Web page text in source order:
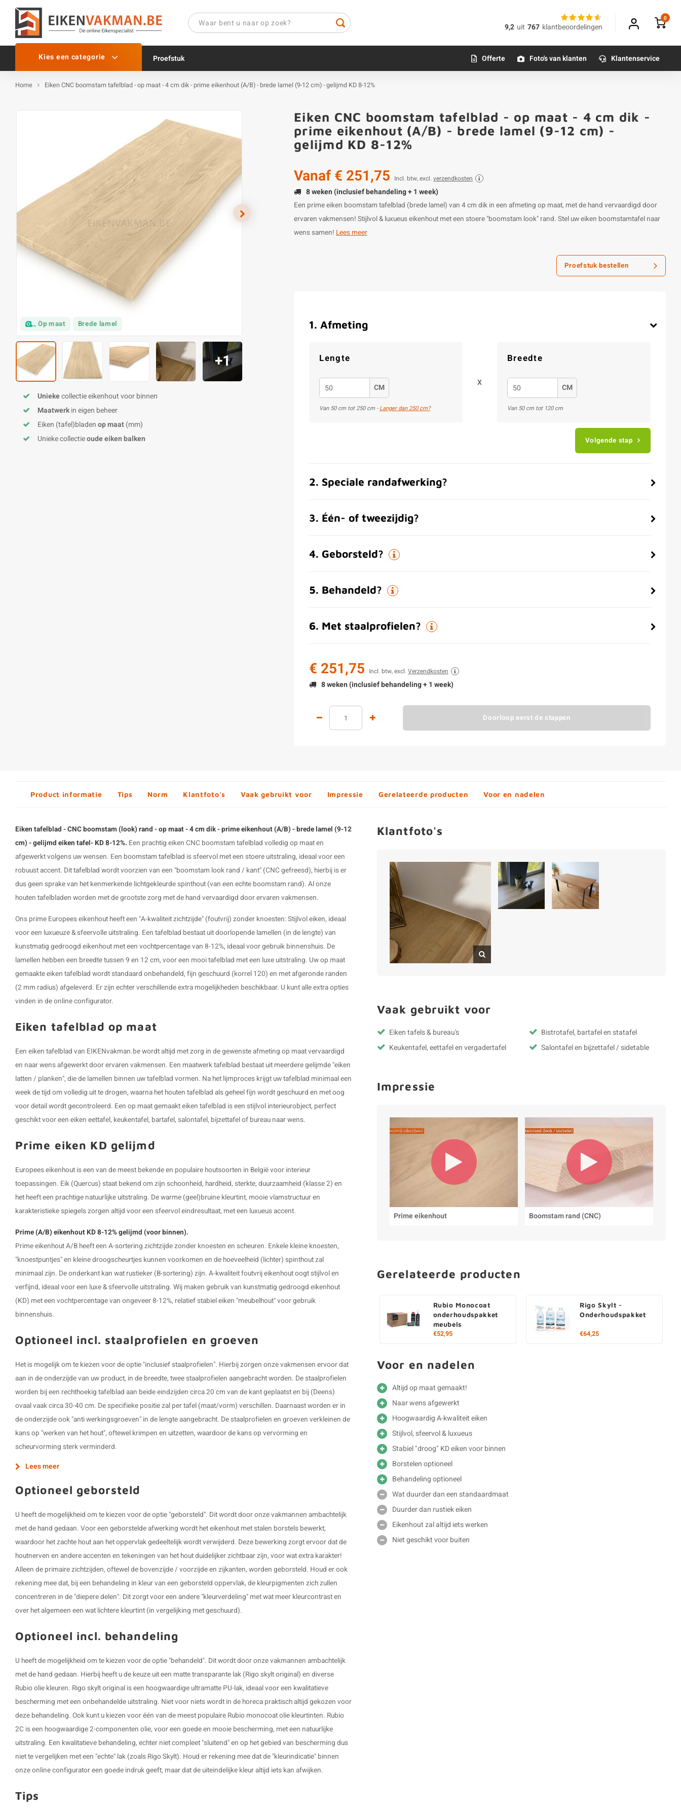
9,2 uit 767 klantbeoordelingen
0
Kies een categorie Proefstuk Offerte Foto's van klanten Klantenservice
Home Eiken CNC boomstam tafelblad - op maat - 4 cm dik - prime eikenhout (A/B) - brede lamel (9-12 cm) - gelijmd KD 8-12%
Op maat Brede lamel
+1
Uniekecollectie eikenhout voor binnen
Maatwerkin eigen beheer
Eiken (tafel)bladenop maat(mm)
Unieke collectieoude eiken balken
Eiken CNC boomstam tafelblad - op maat - 4 cm dik -
prime eikenhout (A/B) - brede lamel (9-12 cm) -
gelijmd KD 8-12%
Vanaf€ 251,75 Incl. btw, excl. verzendkosten
8 weken (inclusief behandeling + 1 week)
Een prime eiken boomstam tafelblad (brede lamel) van 4 cm dik in een afmeting op maat, met de hand vervaardigd door
ervaren vakmensen! Stijlvol & luxueus eikenhout met een stoere "boomstam look" rand. Stel uw eiken boomstamtafel naar
wens samen! Lees meer
Proefstuk bestellen
1. Afmeting
Lengte
CM
Van 50 cm tot 250 cm -Langer dan 250 cm?
X
Breedte
CM
Van 50 cm tot 120 cm
Volgende stap
2. Speciale randafwerking?
3. Één- of tweezijdig?
4. Geborsteld?
5. Behandeld?
6. Met staalprofielen?
€ 251,75 Incl. btw, excl. Verzendkosten
8 weken (inclusief behandeling + 1 week)
Doorloop eerst de stappen
Product informatie Tips Norm Klantfoto's Vaak gebruikt voor Impressie Gerelateerde producten Voor en nadelen
Eiken tafelblad - CNC boomstam (look) rand - op maat - 4 cm dik - prime eikenhout (A/B) - brede lamel (9-12
cm) - gelijmd eiken tafel- KD 8-12%. Een prachtig eiken CNC boomstam tafelblad volledig op maat en
afgewerkt volgens uw wensen. Een boomstam tafelblad is sfeervol met een stoere uitstraling, ideaal voor een
robuust accent. Dittafelblad wordt voorzien van een "boomstam look rand / kant" (CNC gefreesd), hierbij is er
dus geen sprake van het kenmerkende lichtgekleurde spinthout (van een echte boomstam rand). Al onze
houten tafelbladen worden met de grootste zorg met de hand vervaardigd door ervaren vakmensen.
Ons prime Europees eikenhout heeft een "A-kwaliteit zichtzijde" (foutvrij) zonder knoesten: Stijlvol eiken, ideaal
voor een luxueuze & sfeervolle uitstraling. Een tafelblad bestaat uit doorlopende lamellen (in de lengte) van
kunstmatig gedroogd eikenhout met een vochtpercentage van 8-12%, ideaal voor gebruik binnenshuis. De
lamellen hebben een breedte tussen 9 en 12 cm, voor een mooi tafelblad met een luxe uitstraling. Uw op maat
gemaakte eiken tafelblad wordt standaard onbehandeld, fijn geschuurd (korrel 120) en met afgeronde randen
(2 mm radius) afgeleverd. Er zijn echter verschillende extra mogelijkheden beschikbaar. U kunt alle extra opties
vinden in de online configurator.
Eiken tafelblad op maat
Een eiken tafelblad van EIKENvakman.be wordt altijd met zorg in de gewenste afmeting op maat vervaardigd
en naar wens afgewerkt door ervaren vakmensen. Een maatwerk tafelblad bestaat uit meerdere gelijmde "eiken
latten / planken", die de lamellen binnen uw tafelblad vormen. Na het lijmproces krijgt uw tafelblad minimaal een
week de tijd om volledig uit te drogen, waarna het houten tafelblad als geheel fijn wordt geschuurd en met oog
voor detail wordt gecontroleerd. Een op maat gemaakt eiken tafelblad is een stijlvol interieurobject, perfect
geschikt voor een eiken eettafel, keukentafel, bartafel, salontafel, bijzettafel of bureau naar wens.
Prime eiken KD gelijmd
Europees eikenhout is een van de meest bekende en populaire houtsoorten in België voor interieur
toepassingen. Eik (Quercus) staat bekend om zijn schoonheid, hardheid, sterkte, duurzaamheid (klasse 2) en
het heeft een prachtige natuurlijke uitstraling. De warme (geel)bruine kleurtint, mooie vlamstructuur en
karakteristieke spiegels zorgen altijd voor een sfeervol eindresultaat, met een luxueus accent.
Prime (A/B) eikenhout KD 8-12% gelijmd (voor binnen).
Prime eikenhout A/B heeft een A-sortering zichtzijde zonder knoesten en scheuren. Enkele kleine knoesten,
"knoestpuntjes" en kleine droogscheurtjes kunnen voorkomen en de hoeveelheid (lichter) spinthout zal
minimaal zijn. De onderkant kan wat rustieker (B-sortering) zijn. A-kwaliteit foutvrij eikenhout oogt stijlvol en
verfijnd, ideaal voor een luxe & sfeervolle uitstraling. Wij maken gebruik van kunstmatig gedroogd eikenhout
(KD) met een vochtpercentage van ongeveer 8-12%, relatief stabiel eiken "meubelhout" voor gebruik
binnenshuis.
Optioneel incl. staalprofielen en groeven
Het is mogelijk om te kiezen voor de optie "inclusief staalprofielen". Hierbij zorgen onze vakmensen ervoor dat
aan in de onderzijde van uw product, in de breedte, twee staalprofielen aangebracht worden. De staalprofielen
worden bij een rechthoekig tafelblad aan beide eindzijden circa 20 cm van de kant geplaatst en bij (Deens)
ovaal vaak circa 30-40 cm. De specifieke positie zal per tafel (maat/vorm) verschillen. Daarnaast worden er in
de onderzijde ook "anti werkingsgroeven" in de lengte aangebracht. De staalprofielen en groeven verkleinen de
kans op "werken van het hout", oftewel krimpen en uitzetten, waardoor de kans op vervorming en
scheurvorming sterk verminderd.
Lees meer
Optioneel geborsteld
U heeft de mogelijkheid om te kiezen voor de optie "geborsteld". Dit wordt door onze vakmannen ambachtelijk
met de hand gedaan. Voor een geborstelde afwerking wordt het eikenhout met stalen borstels bewerkt,
waardoor het zachte hout aan het oppervlak gedeeltelijk wordt verwijderd. Deze bewerking zorgt ervoor dat de
houtnerven en andere accenten en tekeningen van het hout duidelijker zichtbaar zijn, voor wat extra karakter!
Alleen de primaire zichtzijden, oftewel de bovenzijde / voorzijde en zijkanten, worden geborsteld. Houd er ook
rekening mee dat, bij een behandeling in kleur van een geborsteld oppervlak, de kleurpigmenten zich zullen
concentreren in de "diepere delen". Dit zorgt voor een andere "kleurverdeling" met wat meer kleurcontrast en
over het algemeen een wat lichtere kleurtint (in vergelijking met geschuurd).
Optioneel incl. behandeling
U heeft de mogelijkheid om te kiezen voor de optie "behandeld". Dit wordt door onze vakmannen ambachtelijk
met de hand gedaan. Hierbij heeft u de keuze uit een matte transparante lak (Rigo skylt original) en diverse
Rubio olie kleuren. Rigo skylt original is een hoogwaardige ultramatte PU-lak, ideaal voor een kwalitatieve
bescherming met een onbehandelde uitstraling. Niet voor niets wordt in de horeca praktisch altijd gekozen voor
deze behandeling. Ook kunt u kiezen voor één van de meest populaire Rubio monocoat olie kleurtinten. Rubio
2C is een hoogwaardige 2-componenten olie, voor een goede en mooie bescherming, met een natuurlijke
uitstraling. Een kwalitatieve behandeling, echter niet compleet "sluitend" en op het gebied van bescherming dus
niet te vergelijken met een "echte" lak (zoals Rigo Skylt). Houd er rekening mee dat de "kleurindicatie" binnen
onze online configurator een goede indruk geeft, maar dat de uiteindelijke kleur altijd iets kan afwijken.
Tips
Klantfoto's
Vaak gebruikt voor
Eiken tafels & bureau's
Keukentafel, eettafel en vergadertafel
Bistrotafel, bartafel en statafel
Salontafel en bijzettafel / sidetable
Impressie
Prime eikenhout Boomstam rand (CNC)
Gerelateerde producten
Rubio Monocoat
onderhoudspakket
meubels
€52,95
Rigo Skylt -
Onderhoudspakket
€64,25
Voor en nadelen
Altijd op maat gemaakt!
Naar wens afgewerkt
Hoogwaardig A-kwaliteit eiken
Stijlvol, sfeervol & luxueus
Stabiel "droog" KD eiken voor binnen
Borstelen optioneel
Behandeling optioneel
Wat duurder dan een standaardmaat
Duurder dan rustiek eiken
Eikenhout zal altijd iets werken
Niet geschikt voor buiten